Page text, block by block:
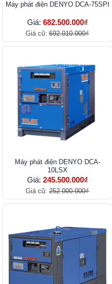
Máy phát điện DENYO DCA-75SPI
Giá: 682.500.000₫
Giá cũ: 692.010.000₫
Máy phát điện DENYO DCA-
10LSX
Giá: 245.500.000₫
Giá cũ: 252.000.000₫